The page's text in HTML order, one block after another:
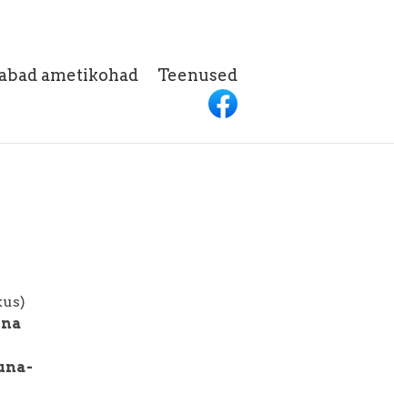
ametikohad Teenused